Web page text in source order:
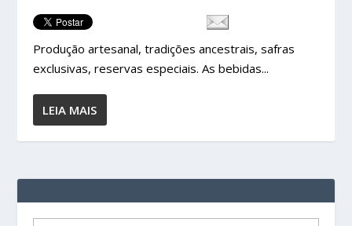
Produção artesanal, tradições ancestrais, safras
exclusivas, reservas especiais. As bebidas...
LEIA MAIS